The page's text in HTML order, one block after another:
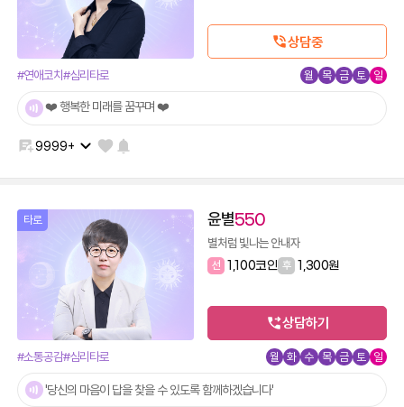
상담중
#연애코치#심리타로 월 목 금 토 일
❤️ 행복한 미래를 꿈꾸며 ❤️
9999+
타로 윤별550
별처럼 빛나는 안내자
선 1,100코인 후 1,300원
상담하기
#소통공감#심리타로 월 화 수 목 금 토 일
'당신의 마음이 답을 찾을 수 있도록 함께하겠습니다'